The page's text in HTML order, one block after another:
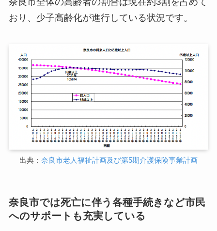
おり、少子高齢化が進行している状況です。
出典： 奈良市老人福祉計画及び第5期介護保険事業計画
奈良市では死亡に伴う各種手続きなど市民
へのサポートも充実している